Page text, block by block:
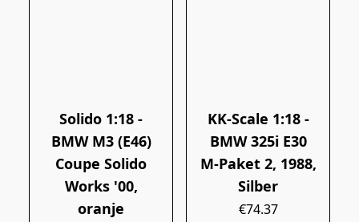
Solido 1:18 -
BMW M3 (E46)
Coupe Solido
Works '00,
oranje
KK-Scale 1:18 -
BMW 325i E30
M-Paket 2, 1988,
Silber
€74.37